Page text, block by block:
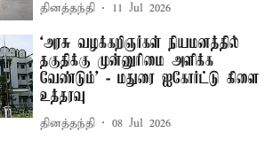
தினத்தந்தி 11 Jul 2026
‘அரசு வழக்கறிஞர்கள் நியமனத்தில்
தகுதிக்கு முன்னுரிமை அளிக்க
வேண்டும்’ - மதுரை ஐகோர்ட்டு கிளை
உத்தரவு
தினத்தந்தி 08 Jul 2026